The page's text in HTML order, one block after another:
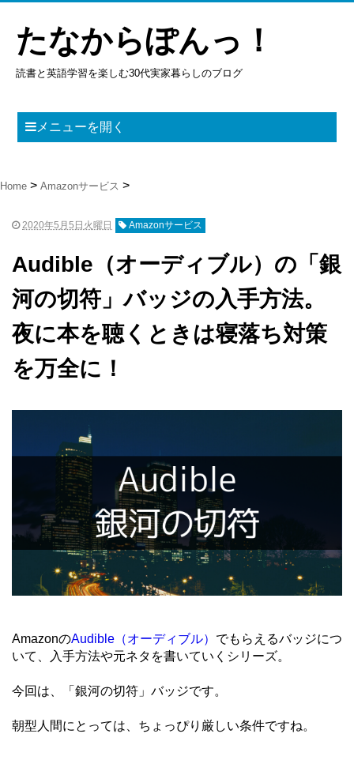
たなからぽんっ！
読書と英語学習を楽しむ30代実家暮らしのブログ
メニューを開く
Home Amazonサービス
2020年5月5日火曜日 Amazonサービス
Audible（オーディブル）の「銀
河の切符」バッジの入手方法。
夜に本を聴くときは寝落ち対策
を万全に！
AmazonのAudible（オーディブル） でもらえるバッジにつ
いて、入手方法や元ネタを書いていくシリーズ。
今回は、「銀河の切符」バッジです。
朝型人間にとっては、ちょっぴり厳しい条件ですね。